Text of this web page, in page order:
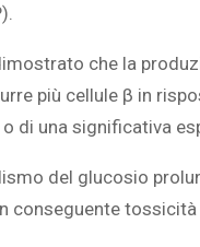
che la
più cellule β in
di una significativa
del glucosio
conseguente